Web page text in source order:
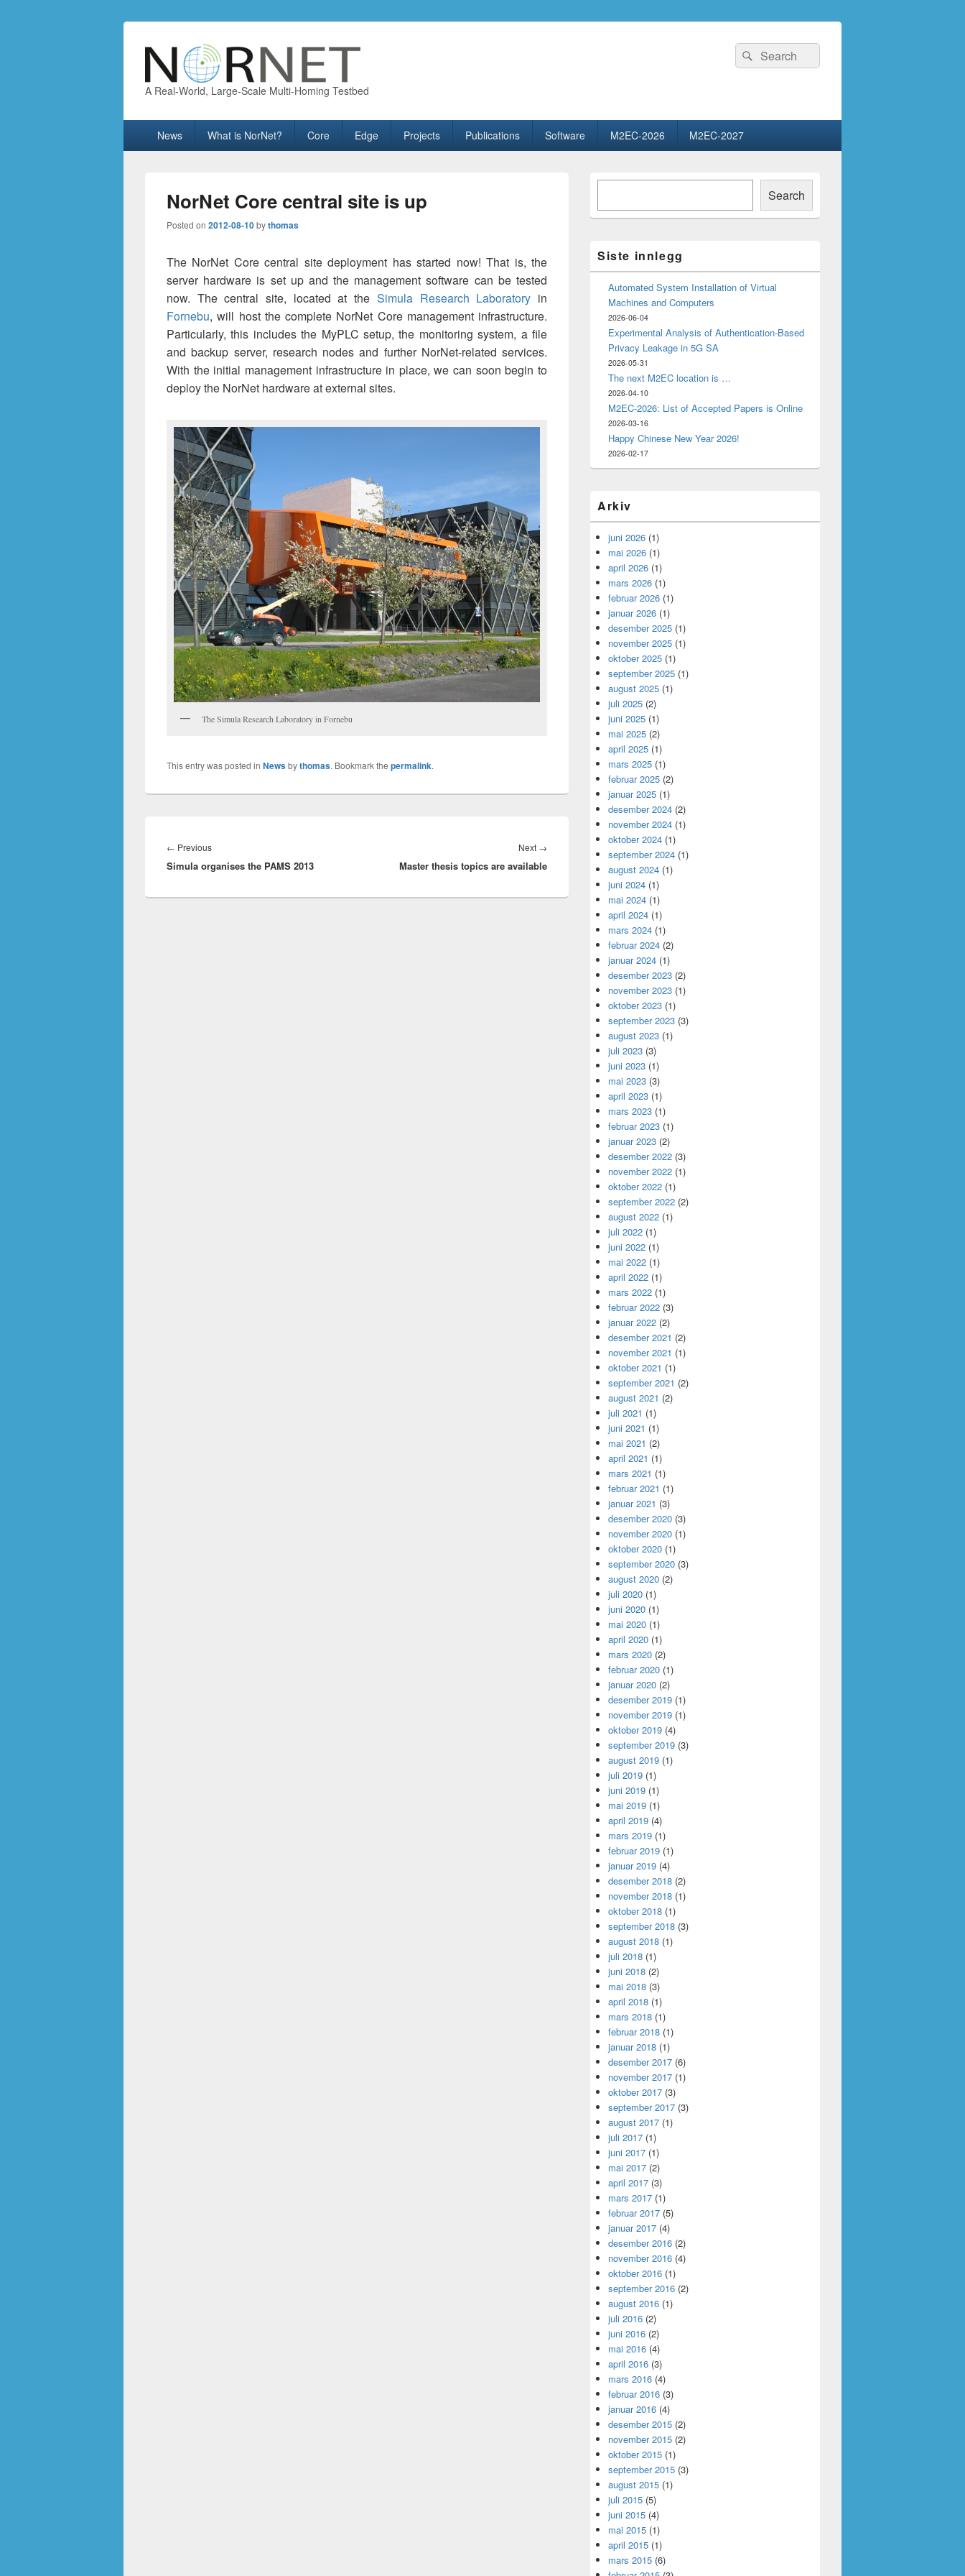
A Real-World, Large-Scale Multi-Homing Testbed
Search
for:
Search
News What is NorNet? Core Edge Projects Publications Software M2EC-2026 M2EC-2027
NorNet Core central site is up
Posted on 2012-08-10bythomas
The NorNet Core central site deployment has started now! That is, the
server hardware is set up and the management software can be tested
now. The central site, located at the Simula Research Laboratory in
Fornebu, will host the complete NorNet Core management infrastructure.
Particularly, this includes the MyPLC setup, the monitoring system, a file
and backup server, research nodes and further NorNet-related services.
With the initial management infrastructure in place, we can soon begin to
deploy the NorNet hardware at external sites.
The Simula Research Laboratory in Fornebu
This entry was posted in Newsbythomas. Bookmark the permalink.
← PreviousPrevious
post:
Simula organises the PAMS 2013
Next →
post:
Master thesis topics are available
Primary
Area
Search
Siste innlegg
Automated System Installation of Virtual
Machines and Computers
2026-06-04
Experimental Analysis of Authentication-Based
Privacy Leakage in 5G SA
2026-05-31
The next M2EC location is …
2026-04-10
M2EC-2026: List of Accepted Papers is Online
2026-03-16
Happy Chinese New Year 2026!
2026-02-17
Arkiv
juni 2026 (1)
mai 2026 (1)
april 2026 (1)
mars 2026 (1)
februar 2026 (1)
januar 2026 (1)
desember 2025 (1)
november 2025 (1)
oktober 2025 (1)
september 2025 (1)
august 2025 (1)
juli 2025 (2)
juni 2025 (1)
mai 2025 (2)
april 2025 (1)
mars 2025 (1)
februar 2025 (2)
januar 2025 (1)
desember 2024 (2)
november 2024 (1)
oktober 2024 (1)
september 2024 (1)
august 2024 (1)
juni 2024 (1)
mai 2024 (1)
april 2024 (1)
mars 2024 (1)
februar 2024 (2)
januar 2024 (1)
desember 2023 (2)
november 2023 (1)
oktober 2023 (1)
september 2023 (3)
august 2023 (1)
juli 2023 (3)
juni 2023 (1)
mai 2023 (3)
april 2023 (1)
mars 2023 (1)
februar 2023 (1)
januar 2023 (2)
desember 2022 (3)
november 2022 (1)
oktober 2022 (1)
september 2022 (2)
august 2022 (1)
juli 2022 (1)
juni 2022 (1)
mai 2022 (1)
april 2022 (1)
mars 2022 (1)
februar 2022 (3)
januar 2022 (2)
desember 2021 (2)
november 2021 (1)
oktober 2021 (1)
september 2021 (2)
august 2021 (2)
juli 2021 (1)
juni 2021 (1)
mai 2021 (2)
april 2021 (1)
mars 2021 (1)
februar 2021 (1)
januar 2021 (3)
desember 2020 (3)
november 2020 (1)
oktober 2020 (1)
september 2020 (3)
august 2020 (2)
juli 2020 (1)
juni 2020 (1)
mai 2020 (1)
april 2020 (1)
mars 2020 (2)
februar 2020 (1)
januar 2020 (2)
desember 2019 (1)
november 2019 (1)
oktober 2019 (4)
september 2019 (3)
august 2019 (1)
juli 2019 (1)
juni 2019 (1)
mai 2019 (1)
april 2019 (4)
mars 2019 (1)
februar 2019 (1)
januar 2019 (4)
desember 2018 (2)
november 2018 (1)
oktober 2018 (1)
september 2018 (3)
august 2018 (1)
juli 2018 (1)
juni 2018 (2)
mai 2018 (3)
april 2018 (1)
mars 2018 (1)
februar 2018 (1)
januar 2018 (1)
desember 2017 (6)
november 2017 (1)
oktober 2017 (3)
september 2017 (3)
august 2017 (1)
juli 2017 (1)
juni 2017 (1)
mai 2017 (2)
april 2017 (3)
mars 2017 (1)
februar 2017 (5)
januar 2017 (4)
desember 2016 (2)
november 2016 (4)
oktober 2016 (1)
september 2016 (2)
august 2016 (1)
juli 2016 (2)
juni 2016 (2)
mai 2016 (4)
april 2016 (3)
mars 2016 (4)
februar 2016 (3)
januar 2016 (4)
desember 2015 (2)
november 2015 (2)
oktober 2015 (1)
september 2015 (3)
august 2015 (1)
juli 2015 (5)
juni 2015 (4)
mai 2015 (1)
april 2015 (1)
mars 2015 (6)